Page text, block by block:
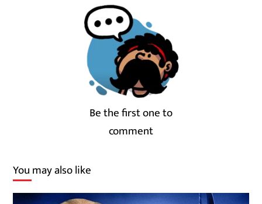
Be the first one to
comment
You may also like